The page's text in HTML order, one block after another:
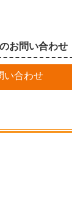
お問い合わせ
い合わせ